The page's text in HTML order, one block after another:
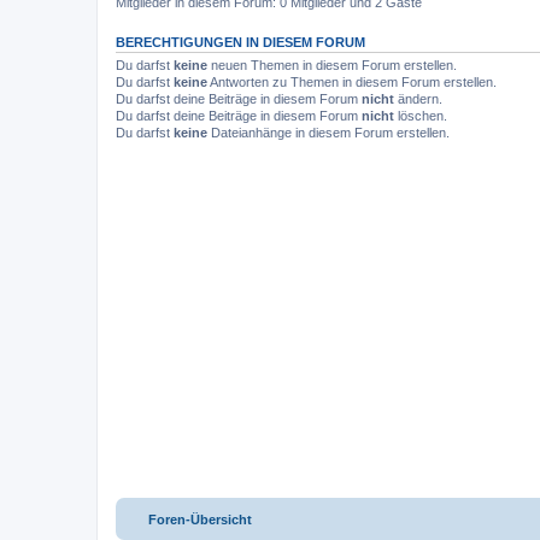
BERECHTIGUNGEN IN DIESEM FORUM
Du darfst keine neuen Themen in diesem Forum erstellen.
Du darfst keineAntworten zu Themen in diesem Forum erstellen.
Du darfst deine Beiträge in diesem Forum nicht ändern.
Du darfst deine Beiträge in diesem Forum nicht löschen.
Du darfst keine Dateianhänge in diesem Forum erstellen.
Foren-Übersicht